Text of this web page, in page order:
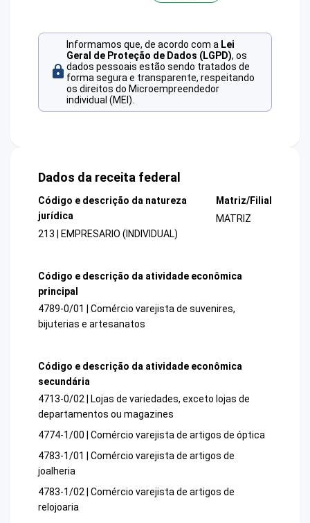
Informamos que, de acordo com a Lei
Geral de Proteção de Dados (LGPD), os
dados pessoais estão sendo tratados de
forma segura e transparente, respeitando
os direitos do Microempreendedor
individual (MEI).
Dados da receita federal
Código e descrição da natureza
jurídica
213 | EMPRESARIO (INDIVIDUAL)
Matriz/Filial
MATRIZ
Código e descrição da atividade econômica
principal
4789-0/01 | Comércio varejista de suvenires,
bijuterias e artesanatos
Código e descrição da atividade econômica
secundária
4713-0/02 | Lojas de variedades, exceto lojas de
departamentos ou magazines
4774-1/00 | Comércio varejista de artigos de óptica
4783-1/01 | Comércio varejista de artigos de
joalheria
4783-1/02 | Comércio varejista de artigos de
relojoaria